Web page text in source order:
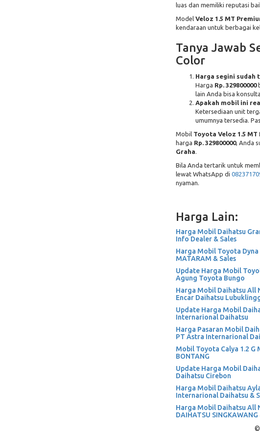
luas dan memiliki reputasi
Model Veloz 1.5 MT
kendaraan untuk berbagai
Tanya Jawab
Color
Harga segini sudah
Harga Rp. 329800000
lain Anda bisa
Apakah mobil ini
Ketersediaan unit
umumnya tersedia.
Mobil Toyota Veloz 1.5
harga Rp. 329800000, Anda
Graha.
Bila Anda tertarik untuk
lewat WhatsApp di
nyaman.
Harga Lain:
Harga Mobil Daihatsu
Info Dealer & Sales
Harga Mobil Toyota Dyna
MATARAM & Sales
Update Harga Mobil
Agung Toyota Bungo
Harga Mobil Daihatsu All
Encar Daihatsu
Update Harga Mobil
Internarional Daihatsu
Harga Pasaran Mobil
PT Astra Internarional
Mobil Toyota Calya 1.2
BONTANG
Update Harga Mobil
Daihatsu Cirebon
Harga Mobil Daihatsu
Internarional Daihatsu &
Harga Mobil Daihatsu All
DAIHATSU SINGKAWANG
©